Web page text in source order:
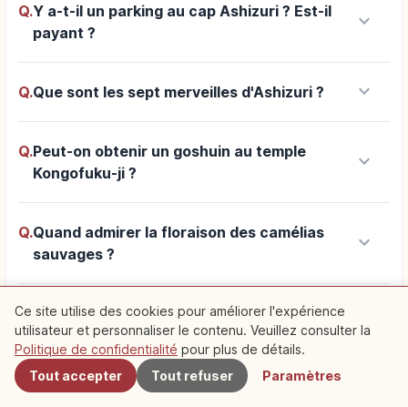
Q.Y a-t-il un parking au cap Ashizuri ? Est-il
payant ?
keyboard_arrow_down
Q.Que sont les sept merveilles d'Ashizuri ? keyboard_arrow_down
Q.Peut-on obtenir un goshuin au temple
Kongofuku-ji ?
keyboard_arrow_down
Q.Quand admirer la floraison des camélias
sauvages ?
keyboard_arrow_down
Voir plusadd À proximité
Ce site utilise des cookies pour améliorer l'expérience
utilisateur et personnaliser le contenu. Veuillez consulter la
Politique de confidentialité pour plus de détails.
Tout accepter
Tout refuser Paramètres